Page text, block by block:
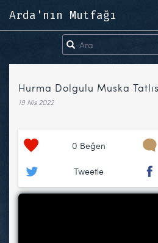
Arda'nın Mutfağı
Hurma Dolgulu Muska
19 Nis 2022
0 Beğen
Tweetle